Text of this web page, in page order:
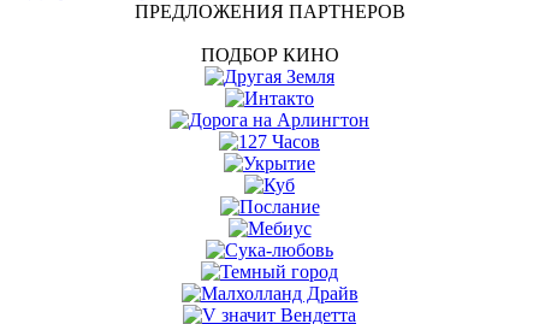
ПРЕДЛОЖЕНИЯ ПАРТНЕРОВ
ПОДБОР КИНО